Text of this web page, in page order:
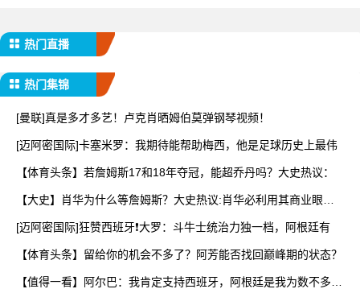
热门直播
热门集锦
[曼联]真是多才多艺！卢克肖晒姆伯莫弹钢琴视频！
[迈阿密国际]卡塞米罗：我期待能帮助梅西，他是足球历史上最伟
【体育头条】若詹姆斯17和18年夺冠，能超乔丹吗？大史热议：
【大史】肖华为什么等詹姆斯？大史热议:肖华必利用其商业眼光
[迈阿密国际]狂赞西班牙❗大罗：斗牛士统治力独一档，阿根廷有
【体育头条】留给你的机会不多了？阿芳能否找回巅峰期的状态？
【值得一看】阿尔巴：我肯定支持西班牙，阿根廷是我为数不多会